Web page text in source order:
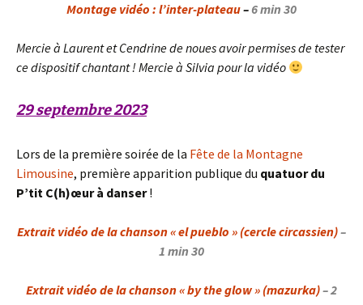
Montage vidéo : l’inter-plateau– 6 min 30
Mercie à Laurent et Cendrine de noues avoir permises de tester
ce dispositif chantant ! Mercie à Silvia pour la vidéo
29 septembre 2023
Lors de la première soirée de la Fête de la Montagne
Limousine, première apparition publique du quatuor du
P’tit C(h)œur à danser!
Extrait vidéo de la chanson « el pueblo » (cercle circassien)–
1 min 30
Extrait vidéo de la chanson « by the glow » (mazurka)– 2